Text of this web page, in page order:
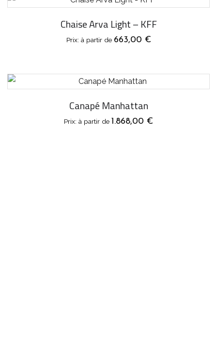
Chaise Arva Light – KFF
663,00 €
Canapé Manhattan
1.868,00 €